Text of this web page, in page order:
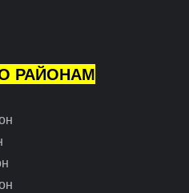
РАЙОНАМ